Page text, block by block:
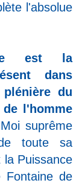
l'absolue
est la
dans
du
l'homme
suprême
toute sa
Puissance
de